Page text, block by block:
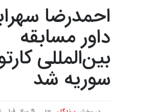
احمدرضا
داور مسابقه
بین‌المللی
سوریه شد